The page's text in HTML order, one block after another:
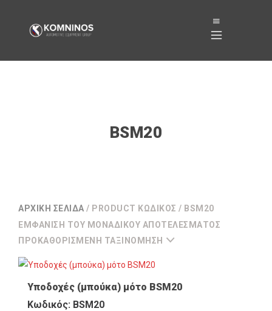
BSM20
ΑΡΧΙΚΉ ΣΕΛΊΔΑ / PRODUCT ΚΩΔΙΚΌΣ / BSM20
ΕΜΦΆΝΙΣΗ ΤΟΥ ΜΟΝΑΔΙΚΟΎ ΑΠΟΤΕΛΈΣΜΑΤΟΣ
ΠΡΟΚΑΘΟΡΙΣΜΈΝΗ ΤΑΞΙΝΌΜΗΣΗ
Υποδοχές (μπούκα) μότο BSM20
Κωδικός: BSM20